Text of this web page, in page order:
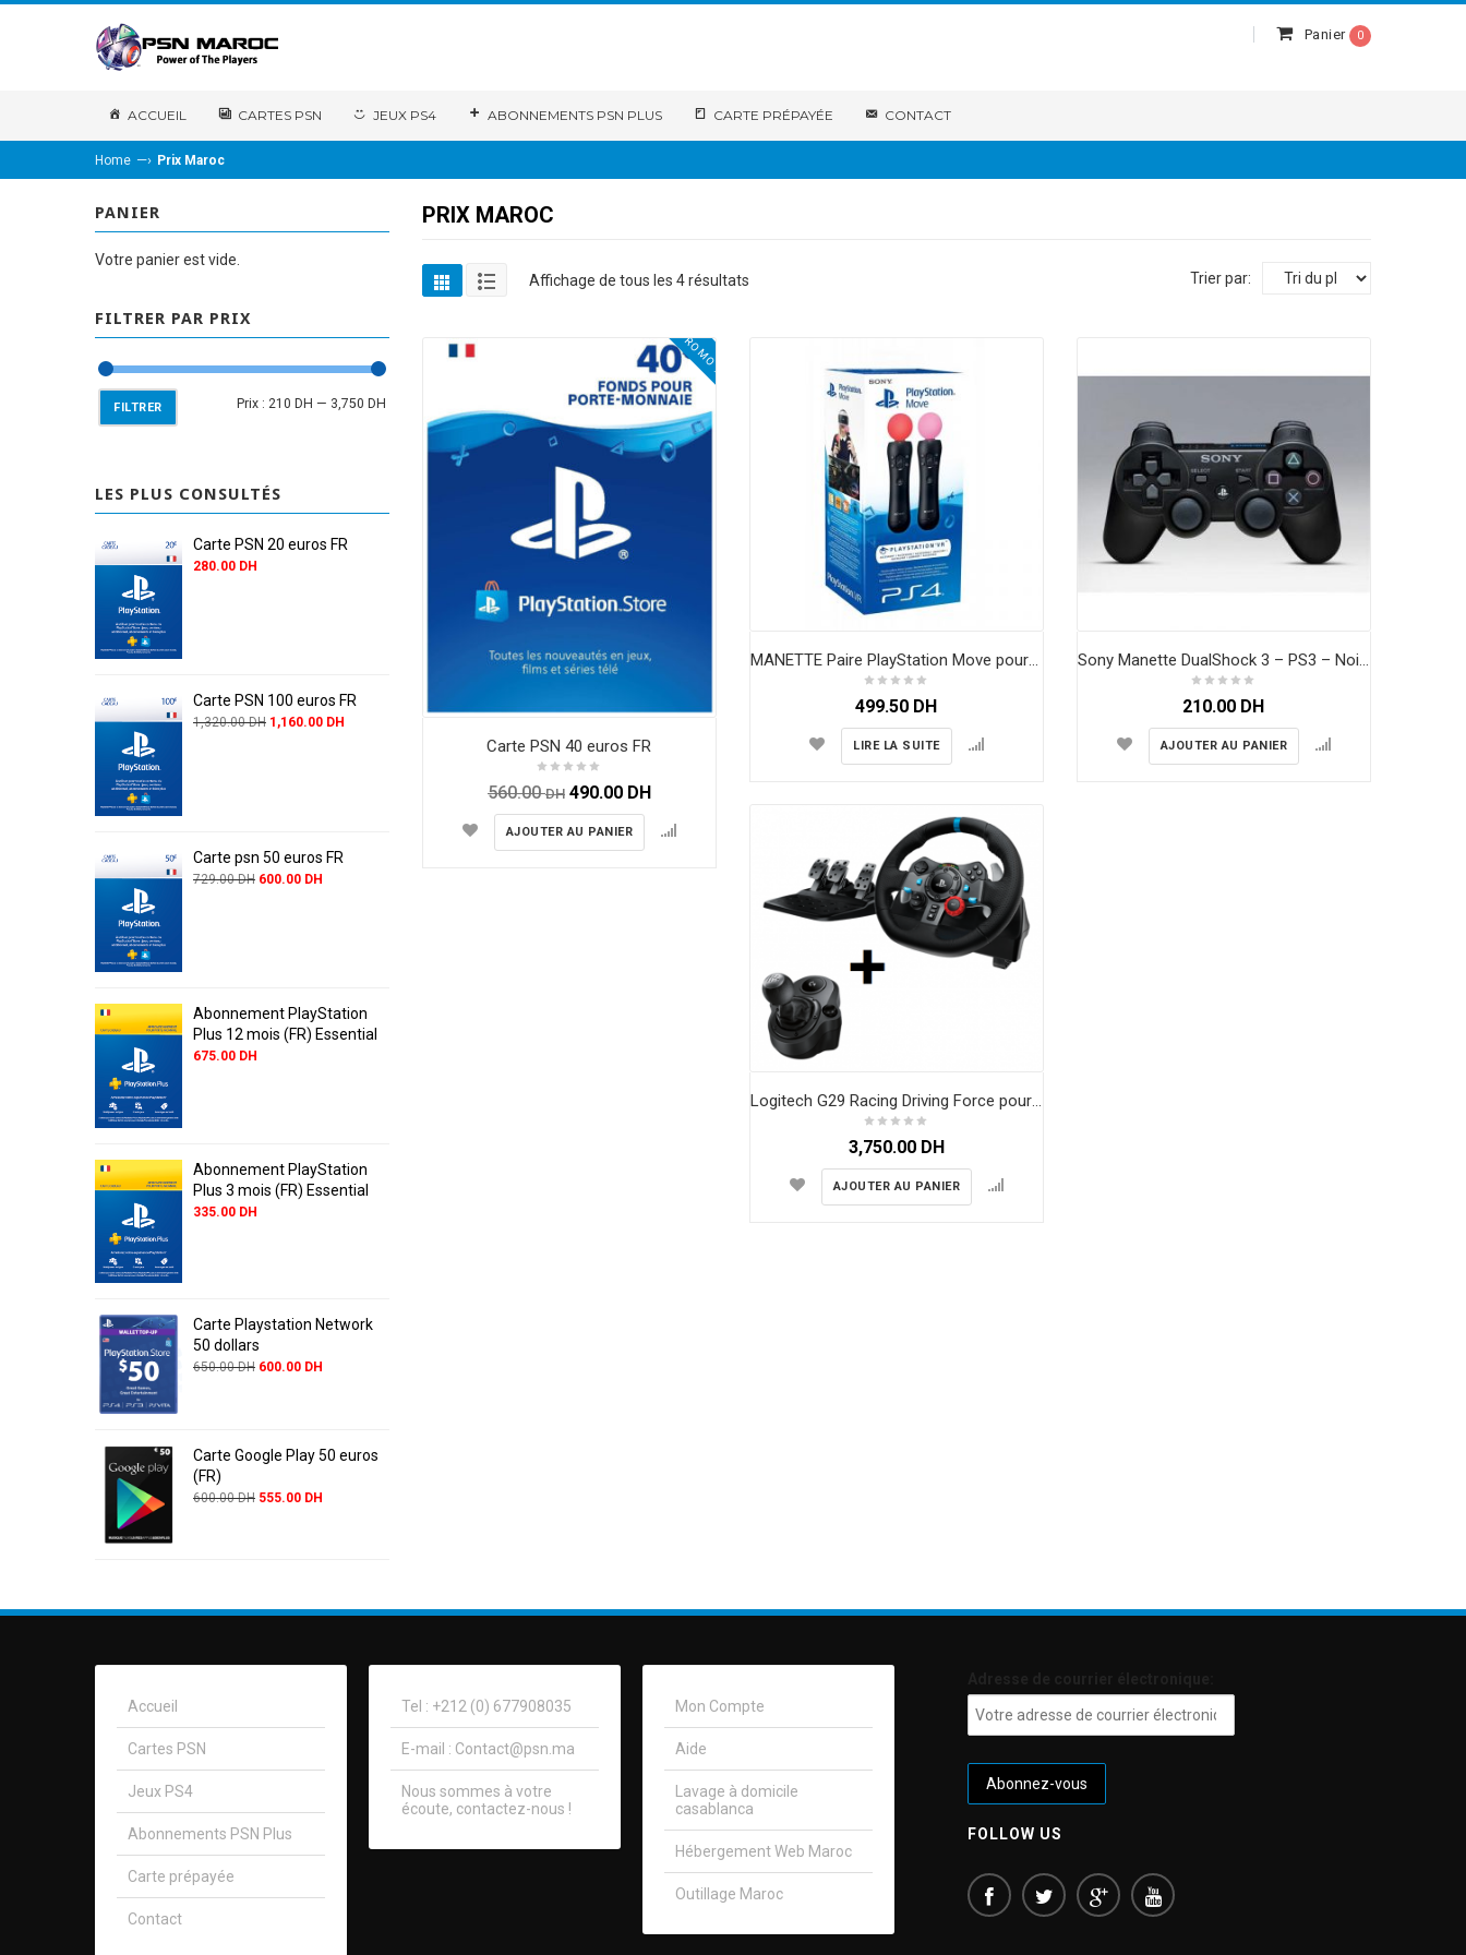
Panier 0
ACCUEIL CARTES PSN JEUX PS4 ABONNEMENTS PSN PLUS CARTE PRÉPAYÉE CONTACT
Home —› Prix Maroc
PANIER
Votre panier est vide.
FILTRER PAR PRIX
FILTRER Prix : 210 DH — 3,750 DH
LES PLUS CONSULTÉS
Carte PSN 20 euros FR
280.00 DH
Carte PSN 100 euros FR
1,320.00DH 1,160.00 DH
Carte psn 50 euros FR
729.00DH 600.00 DH
Abonnement PlayStation
Plus 12 mois (FR) Essential
675.00 DH
Abonnement PlayStation
Plus 3 mois (FR) Essential
335.00 DH
Carte Playstation Network
50 dollars
650.00DH 600.00 DH
Carte Google Play 50 euros
(FR)
600.00DH 555.00 DH
PRIX MAROC
Affichage de tous les 4 résultats Trier par:
PROMO !
Carte PSN 40 euros FR
560.00DH 490.00 DH
AJOUTER AU PANIER
MANETTE Paire PlayStation Move pour PS4 VR
499.50 DH
LIRE LA SUITE
210.00 DH
AJOUTER AU PANIER
Logitech G29 Racing Driving Force pour PS4, PS3, PC
3,750.00 DH
AJOUTER AU PANIER
Accueil
Cartes PSN
Jeux PS4
Abonnements PSN Plus
Carte prépayée
Contact
Tel : +212 (0) 677908035
E-mail : Contact@psn.ma
Nous sommes à votre
écoute, contactez-nous !​
Mon Compte
Aide
Lavage à domicile
casablanca
Hébergement Web Maroc
Outillage Maroc
FOLLOW US